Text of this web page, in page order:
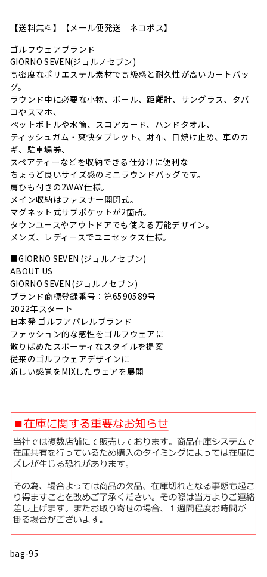
【送料無料】
【メール便発送＝ネコポス】
ゴルフウェアブランド
GIORNO SEVEN(ジョルノセブン)
高密度なポリエステル素材で高級感と耐久性が高いカートバッ
グ。
ラウンド中に必要な小物、ボール、距離計、サングラス、タバ
コやスマホ、
ペットボトルや水筒、スコアカード、ハンドタオル、
ティッシュガム・爽快タブレット、財布、日焼け止め、車のカ
ギ、駐車場券、
スペアティーなどを収納できる仕分けに便利な
ちょうど良いサイズ感のミニラウンドバッグです。
肩ひも付きの2WAY仕様。
メイン収納はファスナー開閉式。
マグネット式サブポケットが2箇所。
タウンユースやアウトドアでも使える万能デザイン。
メンズ、レディースでユニセックス仕様。
■GIORNO SEVEN (ジョルノセブン)
ABOUT US
GIORNO SEVEN (ジョルノセブン)
ブランド商標登録番号：第6590589号
2022年スタート
日本発 ゴルフアパレルブランド
ファッション的な感性をゴルフウェアに
散りばめたスポーティなスタイルを提案
従来のゴルフウェアデザインに
新しい感覚をMIXしたウェアを展開
bag-95